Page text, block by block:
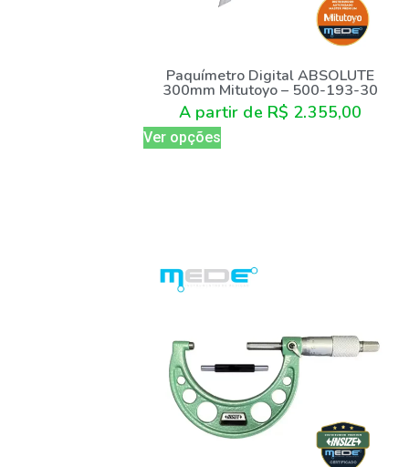
Paquímetro Digital ABSOLUTE
300mm Mitutoyo – 500-193-30
A partir de R$ 2.355,00
Ver opções